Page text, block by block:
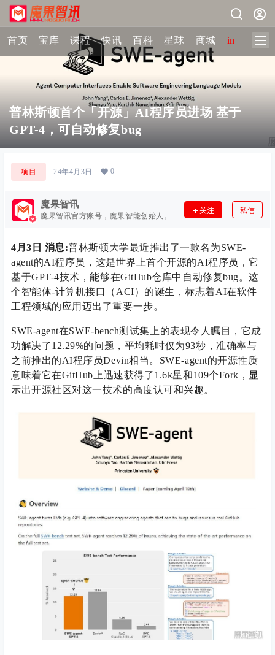
首页 宝库 课程 快讯 百科 星球 商城 image-2
普林斯顿首个「开源」AI程序员进场 基于
GPT-4，可自动修复bug
项目 24年4月3日 0
魔果智讯
魔果智讯官方账号，魔果智能创始人。
关注 私信
4月3日 消息:普林斯顿大学最近推出了一款名为SWE-
agent的AI程序员，这是世界上首个开源的AI程序员，它
基于GPT-4技术，能够在GitHub仓库中自动修复bug。这
个智能体-计算机接口（ACI）的诞生，标志着AI在软件
工程领域的应用迈出了重要一步。
SWE-agent在SWE-bench测试集上的表现令人瞩目，它成
功解决了12.29%的问题，平均耗时仅为93秒，准确率与
之前推出的AI程序员Devin相当。SWE-agent的开源性质
意味着它在GitHub上迅速获得了1.6k星和109个Fork，显
示出开源社区对这一技术的高度认可和兴趣。